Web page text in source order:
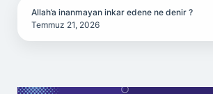
Allah’a inanmayan inkar edene ne denir ?
Temmuz 21, 2026